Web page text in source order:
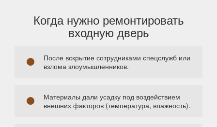
Когда нужно ремонтировать
входную дверь
После вскрытие сотрудниками спецслужб или
взлома злоумышленников.
Материалы дали усадку под воздействием
внешних факторов (температура, влажность).